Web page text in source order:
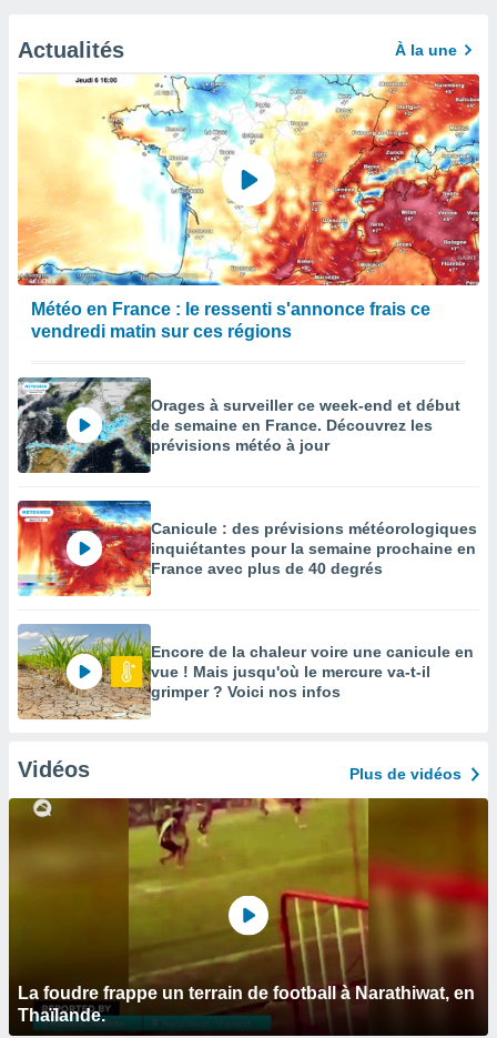
Actualités À la une
Météo en France : le ressenti s'annonce frais ce
vendredi matin sur ces régions
Orages à surveiller ce week-end et début
de semaine en France. Découvrez les
prévisions météo à jour
Canicule : des prévisions météorologiques
inquiétantes pour la semaine prochaine en
France avec plus de 40 degrés
Encore de la chaleur voire une canicule en
vue ! Mais jusqu'où le mercure va-t-il
grimper ? Voici nos infos
Vidéos Plus de vidéos
La foudre frappe un terrain de football à Narathiwat, en
Thaïlande.